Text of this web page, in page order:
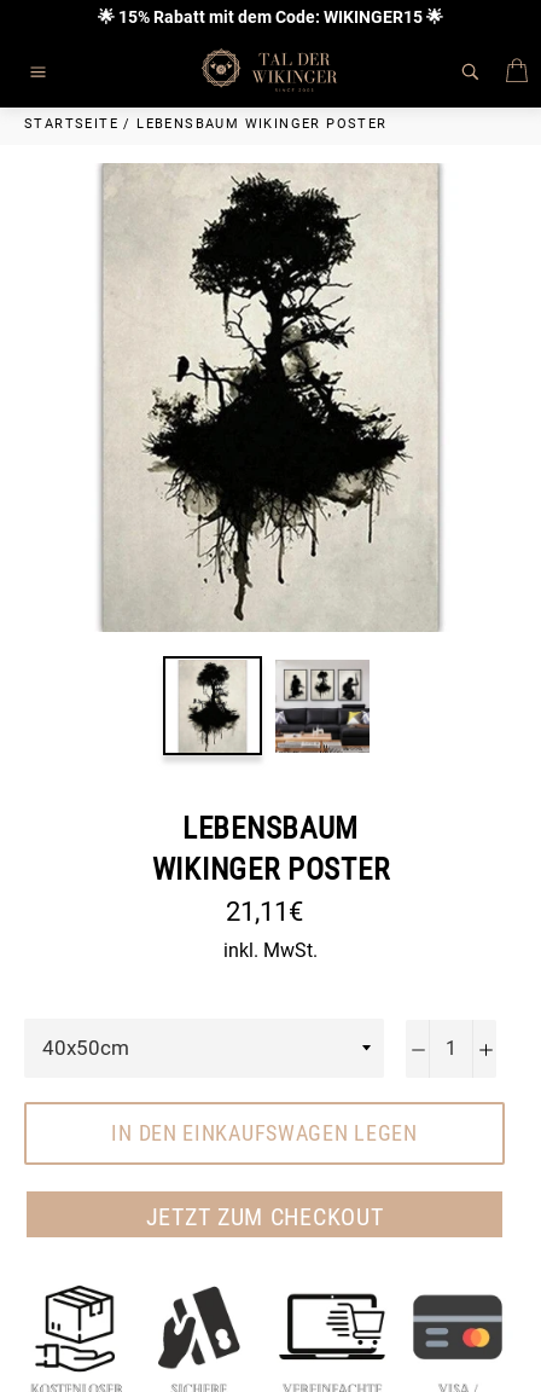
Inhalt
🌟 15% Rabatt mit dem Code: WIKINGER15 🌟
STARTSEITE / LEBENSBAUM WIKINGER POSTER
LEBENSBAUM
WIKINGER POSTER
Normaler
Preis
21,11€
inkl. MwSt.
− +
IN DEN EINKAUFSWAGEN LEGEN
JETZT ZUM CHECKOUT